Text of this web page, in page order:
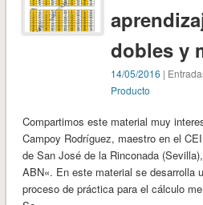
dobles y
14/05/2016 |
Producto
Compartimos este material muy
Campoy Rodríguez, maestro en el
de San José de la Rinconada
ABN«. En este material se desarrolla
proceso de práctica para el cálculo